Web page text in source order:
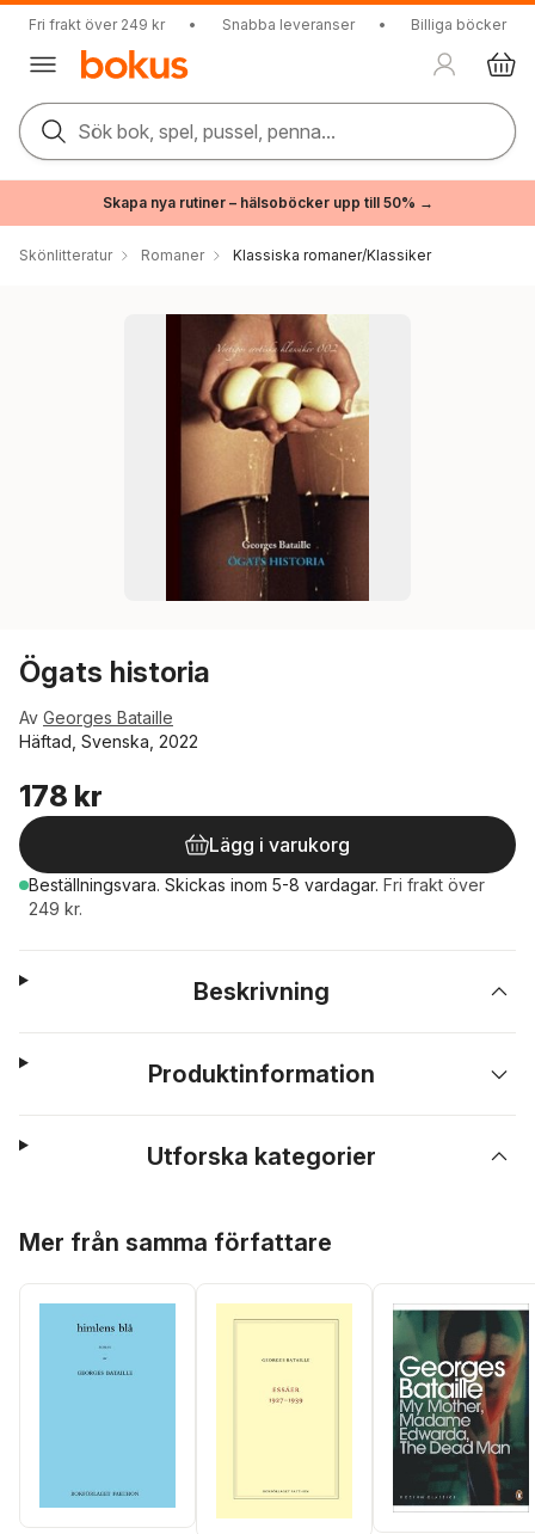
Fri frakt över 249 kr • Snabba leveranser • Billiga böcker
Sök bok, spel, pussel, penna...
Skapa nya rutiner – hälsoböcker upp till 50% →
Skönlitteratur Romaner Klassiska romaner/Klassiker
Ögats historia
Av Georges Bataille
Häftad, Svenska, 2022
178 kr
Lägg i varukorg
Beställningsvara. Skickas inom 5-8 vardagar. Fri frakt över
249 kr.
Beskrivning
Produktinformation
Utforska kategorier
Mer från samma författare